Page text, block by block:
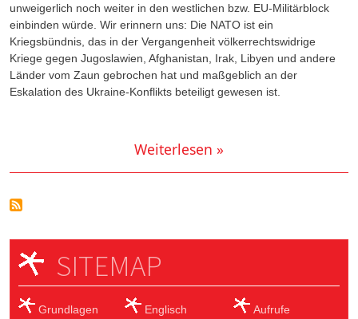
unweigerlich noch weiter in den westlichen bzw. EU-Militärblock
einbinden würde. Wir erinnern uns: Die NATO ist ein
Kriegsbündnis, das in der Vergangenheit völkerrechtswidrige
Kriege gegen Jugoslawien, Afghanistan, Irak, Libyen und andere
Länder vom Zaun gebrochen hat und maßgeblich an der
Eskalation des Ukraine-Konflikts beteiligt gewesen ist.
Weiterlesen »
SITEMAP
Grundlagen Englisch
Aufrufe